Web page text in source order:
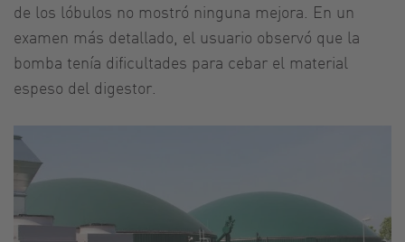
de los lóbulos no mostró ninguna mejora. En un
examen más detallado, el usuario observó que la
bomba tenía dificultades para cebar el material
espeso del digestor.